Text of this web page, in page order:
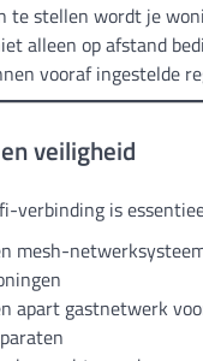
te stellen wordt je
alleen op afstand
vooraf ingestelde
veiligheid
verbinding is
mesh-
apart gastnetwerk